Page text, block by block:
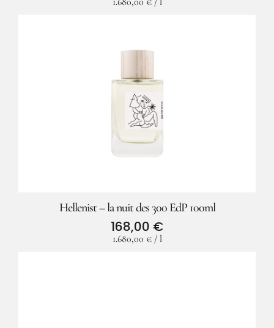
Hellenist – la nuit des 300 EdP 100ml
168,00 €
1.680,00 €/ l